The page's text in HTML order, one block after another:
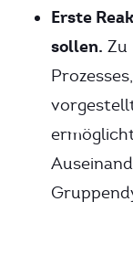
Erste
sollen. Zu